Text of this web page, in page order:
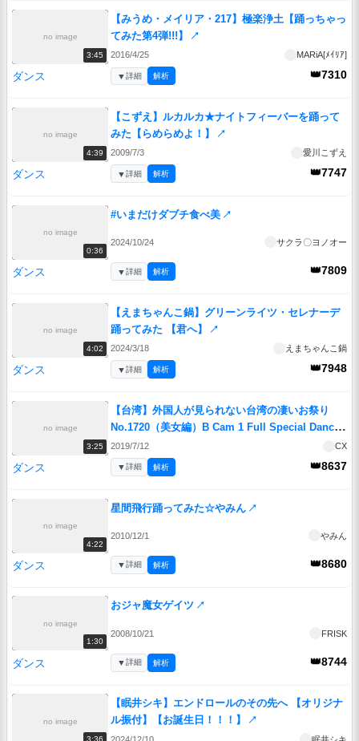
no image
3:45
【みうめ・メイリア・217】極楽浄土【踊っちゃっ
てみた第4弾!!!】
↗
2016/4/25 MARiA[ﾒｲﾘｱ]
ダンス 👑7310
▼詳細 解析
no image
4:39
【こずえ】ルカルカ★ナイトフィーバーを踊って
みた【らめらめよ！】
↗
2009/7/3 愛川こずえ
ダンス 👑7747
▼詳細 解析
no image
0:36
#いまだけダブチ食べ美 ↗
2024/10/24 サクラ〇ヨノオー
ダンス 👑7809
▼詳細 解析
no image
4:02
【えまちゃんこ鍋】グリーンライツ・セレナーデ
踊ってみた 【君へ】
↗
2024/3/18 えまちゃんこ鍋
ダンス 👑7948
▼詳細 解析
no image
3:25
【台湾】外国人が見られない台湾の凄いお祭り
No.1720（美女編）B Cam 1 Full Special Dance
Remix Memorial Extended Limited Edition
2019/7/12 CX
ダンス 👑8637
▼詳細 解析
no image
4:22
星間飛行踊ってみた☆やみん ↗
2010/12/1 やみん
ダンス 👑8680
▼詳細 解析
no image
1:30
おジャ魔女ゲイツ ↗
2008/10/21 FRISK
ダンス 👑8744
▼詳細 解析
no image
【眠井シキ】エンドロールのその先へ 【オリジナ
ル振付】【お誕生日！！！】
↗